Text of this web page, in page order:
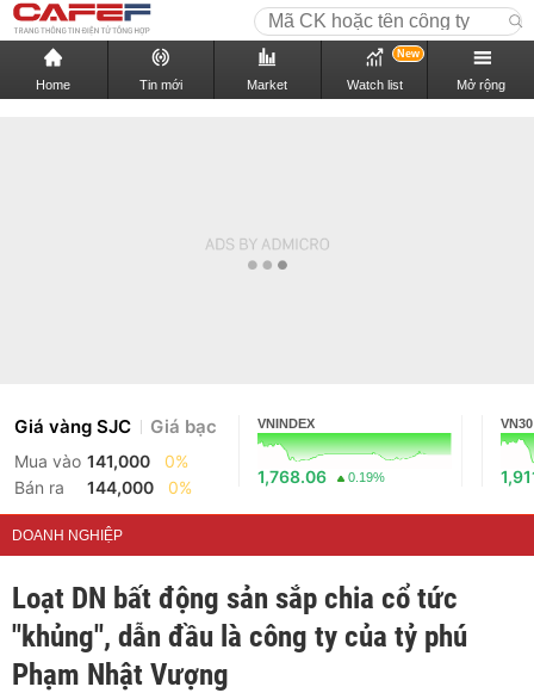
Home Tin mới Market Watch list
New
Mở rộng
Giá vàng SJC Giá bạc
Mua vào 141,000
0%
Bán ra
144,000 0%
VNINDEX
1,768.06 0.19%
VN30
DOANH NGHIỆP
Loạt DN bất động sản sắp chia cổ tức
"khủng", dẫn đầu là công ty của tỷ phú
Phạm Nhật Vượng